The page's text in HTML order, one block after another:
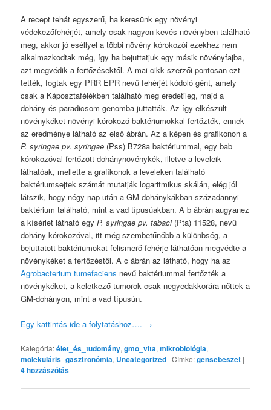
A recept tehát egyszerű, ha keresünk egy növényi
védekezőfehérjét, amely csak nagyon kevés növényben található
meg, akkor jó eséllyel a többi növény kórokozói ezekhez nem
alkalmazkodtak még, így ha bejuttatjuk egy másik növényfajba,
azt megvédik a fertőzésektől. A mai cikk szerzői pontosan ezt
tették, fogtak egy PRR EPR nevű fehérjét kódoló gént, amely
csak a Káposztafélékben található meg eredetileg, majd a
dohány és paradicsom genomba juttatták. Az így elkészült
növénykéket növényi kórokozó baktériumokkal fertőzték, ennek
az eredménye látható az első ábrán. Az a képen és grafikonon a
P. syringae pv. syringae (Pss) B728a baktériummal, egy bab
kórokozóval fertőzött dohánynövénykék, illetve a leveleik
láthatóak, mellette a grafikonok a leveleken található
baktériumsejtek számát mutatják logaritmikus skálán, elég jól
látszik, hogy négy nap után a GM-dohánykákban századannyi
baktérium található, mint a vad típusúakban. A b ábrán augyanez
a kísérlet látható egyP. syringae pv. tabaci(Pta) 11528, nevű
dohány kórokozóval, itt még szembetűnőbb a különbség, a
bejuttatott baktériumokat felismerő fehérje láthatóan megvédte a
növénykéket a fertőzéstől. A c ábrán az látható, hogy ha az
Agrobacterium tumefaciens nevű baktériummal fertőzték a
növénykéket, a keletkező tumorok csak negyedakkorára nőttek a
GM-dohányon, mint a vad típusún.
Egy kattintás ide a folytatáshoz…. →
Kategória:élet_és_tudomány,gmo_vita,mikrobiológia,
molekuláris_gasztronómia, Uncategorized |Címke:gensebeszet |
4hozzászólás